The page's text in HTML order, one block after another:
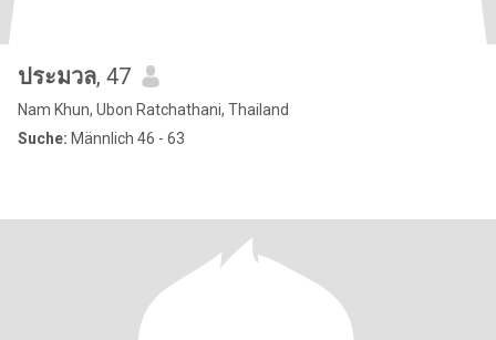
ประมวล, 47
Nam Khun, Ubon Ratchathani, Thailand
Suche: Männlich 46 - 63